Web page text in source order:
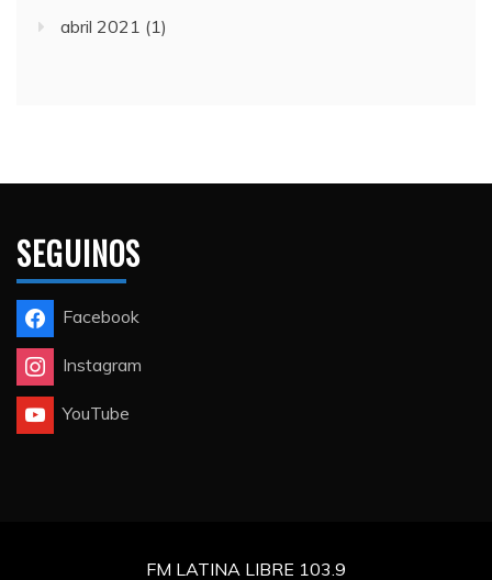
abril 2021 (1)
SEGUINOS
Facebook
Instagram
YouTube
FM LATINA LIBRE 103.9